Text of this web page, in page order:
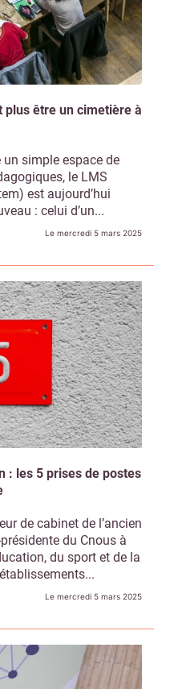
plus être un cimetière à
simple espace de
le LMS
est aujourd’hui
: celui d’un...
Le mercredi 5 mars 2025
: les 5 prises de postes
de cabinet de l’ancien
du Cnous à
du sport et de la
Le mercredi 5 mars 2025